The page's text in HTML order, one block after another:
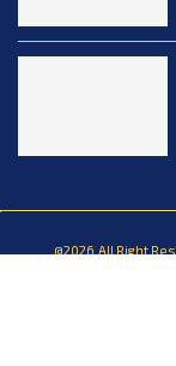
@2026.All Right